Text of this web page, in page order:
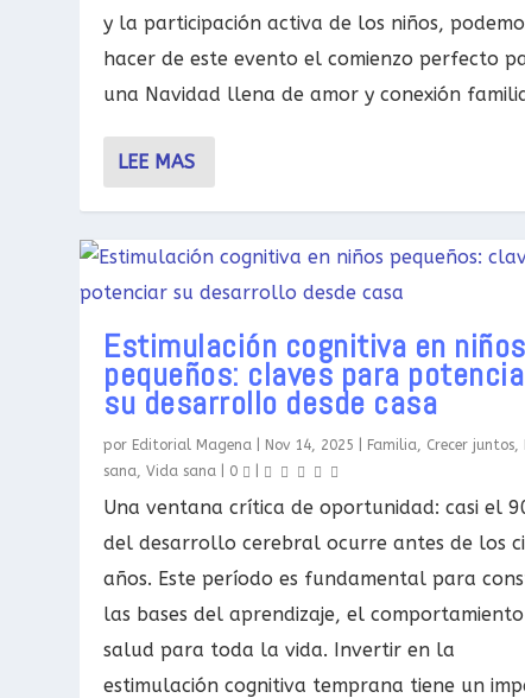
y la participación activa de los niños,
hacer de este evento el comienzo perfecto
una Navidad llena de amor y conexión
LEE MAS
Estimulación cognitiva en niños
pequeños: claves para
su desarrollo desde casa
por Editorial Magena Nov 14, 2025 Familia, Crecer juntos,
sana,Vida sana 0
Una ventana crítica de oportunidad: casi el
del desarrollo cerebral ocurre antes de los
años. Este período es fundamental para
las bases del aprendizaje, el
salud para toda la vida. Invertir en la
estimulación cognitiva temprana tiene un